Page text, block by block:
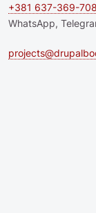
+381 637-369-708
WhatsApp,